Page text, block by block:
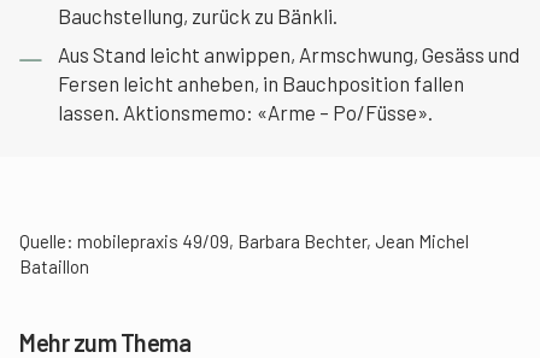
Bauchstellung, zurück zu Bänkli.
Aus Stand leicht anwippen, Armschwung, Gesäss und
Fersen leicht anheben, in Bauchposition fallen
lassen. Aktionsmemo: «Arme – Po/Füsse».
Quelle: mobilepraxis 49/09, Barbara Bechter, Jean Michel
Bataillon
Mehr zum Thema